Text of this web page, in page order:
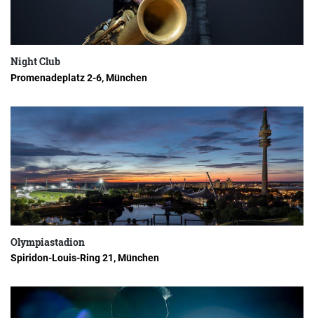
Night Club
Promenadeplatz 2-6, München
Olympiastadion
Spiridon-Louis-Ring 21, München